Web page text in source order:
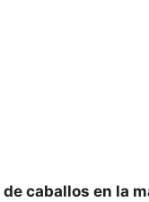
caballos en la